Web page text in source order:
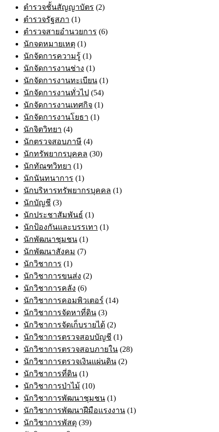
ตำรวจชั้นสัญญาบัตร (2)
ตำรวจรัฐสภา (1)
ตำรวจสายอำนวยการ (6)
นักจดหมายเหตุ (1)
นักจัดการความรู้ (1)
นักจัดการงานช่าง (1)
นักจัดการงานทะเบียน (1)
นักจัดการงานทั่วไป (54)
นักจัดการงานเทศกิจ (1)
นักจัดการงานโยธา (1)
นักจิตวิทยา (4)
นักตรวจสอบภาษี (4)
นักทรัพยากรบุคคล (30)
นักทัณฑวิทยา (1)
นักนันทนาการ (1)
นักบริหารทรัพยากรบุคคล (1)
นักบัญชี (3)
นักประชาสัมพันธ์ (1)
นักป้องกันและบรรเทา (1)
นักพัฒนาชุมชน (1)
นักพัฒนาสังคม (7)
นักวิชาการ (1)
นักวิชาการขนส่ง (2)
นักวิชาการคลัง (6)
นักวิชาการคอมพิวเตอร์ (14)
นักวิชาการจัดหาที่ดิน (3)
นักวิชาการจัดเก็บรายได้ (2)
นักวิชาการตรวจสอบบัญชี (1)
นักวิชาการตรวจสอบภายใน (28)
นักวิชาการตรวจเงินแผ่นดิน (2)
นักวิชาการที่ดิน (1)
นักวิชาการป่าไม้ (10)
นักวิชาการพัฒนาชุมชน (1)
นักวิชาการพัฒนาฝีมือแรงงาน (1)
นักวิชาการพัสดุ (39)